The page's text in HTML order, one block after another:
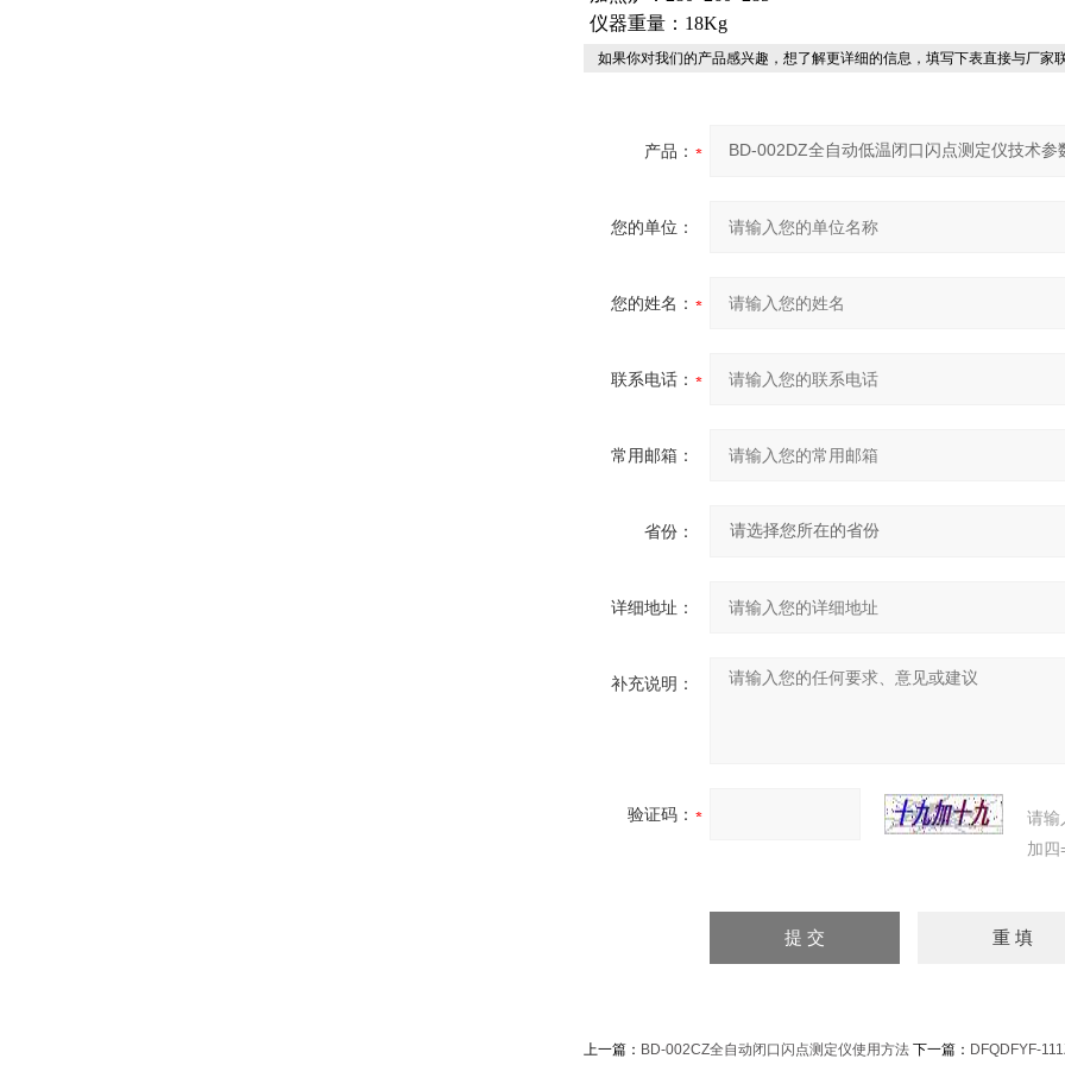
仪器重量：18Kg
如果你对我们的产品感兴趣，想了解更详细的信息，填写下表直接与厂家
产品：
您的单位：
您的姓名：
联系电话：
常用邮箱：
省份：
详细地址：
补充说明：
验证码：
请输
加四
上一篇： BD-002CZ全自动闭口闪点测定仪使用方法 下一篇： DFQDFYF-